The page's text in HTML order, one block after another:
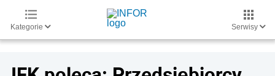
Kategorie Serwisy